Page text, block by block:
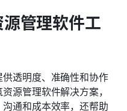
管理软件工
透明度、准确性和协作
源管理软件解决方案，
通和成本效率，还帮助